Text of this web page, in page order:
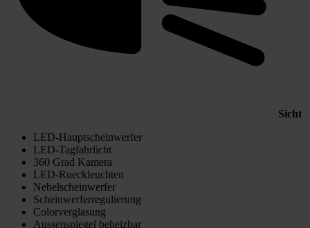
Sicht
LED-Hauptscheinwerfer
LED-Tagfahrlicht
360 Grad Kamera
LED-Rueckleuchten
Nebelscheinwerfer
Scheinwerferregulierung
Colorverglasung
Aussenspiegel beheizbar